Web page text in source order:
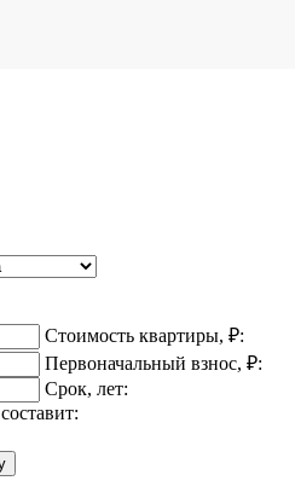
Стоимость квартиры, ₽:
Первоначальный взнос, ₽:
Срок, лет: